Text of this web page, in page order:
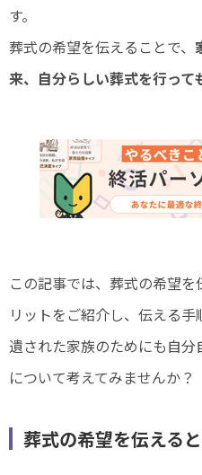
す。
葬式の希望を伝えることで、
来、自分らしい葬式を行って
この記事では、葬式の希望
リットをご紹介し、伝える手
遺された家族のためにも自
について考えてみませんか？
葬式の希望を伝える